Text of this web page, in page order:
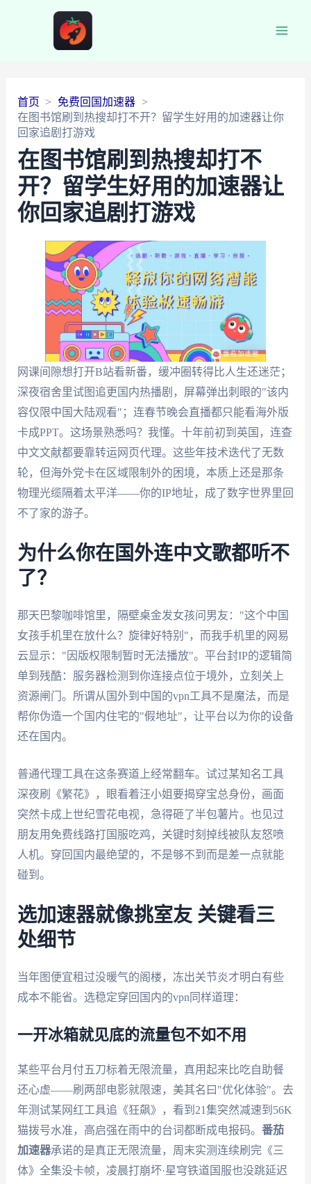
首页
免费回国加速器
在图书馆刷到热搜却打不开？留学生好用的加速器让你
回家追剧打游戏
在图书馆刷到热搜却打不
开？留学生好用的加速器让
你回家追剧打游戏
网课间隙想打开B站看新番，缓冲圈转得比人生还迷茫；
深夜宿舍里试图追更国内热播剧，屏幕弹出刺眼的"该内
容仅限中国大陆观看"；连春节晚会直播都只能看海外版
卡成PPT。这场景熟悉吗？我懂。十年前初到英国，连查
中文文献都要靠转运网页代理。这些年技术迭代了无数
轮，但海外党卡在区域限制外的困境，本质上还是那条
物理光缆隔着太平洋——你的IP地址，成了数字世界里回
不了家的游子。
为什么你在国外连中文歌都听不
了？
那天巴黎咖啡馆里，隔壁桌金发女孩问男友："这个中国
女孩手机里在放什么？旋律好特别"，而我手机里的网易
云显示："因版权限制暂时无法播放"。平台封IP的逻辑简
单到残酷：服务器检测到你连接点位于境外，立刻关上
资源闸门。所谓从国外到中国的vpn工具不是魔法，而是
帮你伪造一个国内住宅的"假地址"，让平台以为你的设备
还在国内。
普通代理工具在这条赛道上经常翻车。试过某知名工具
深夜刷《繁花》，眼看着汪小姐要揭穿宝总身份，画面
突然卡成上世纪雪花电视，急得砸了半包薯片。也见过
朋友用免费线路打国服吃鸡，关键时刻掉线被队友怒喷
人机。穿回国内最绝望的，不是够不到而是差一点就能
碰到。
选加速器就像挑室友 关键看三
处细节
当年图便宜租过没暖气的阁楼，冻出关节炎才明白有些
成本不能省。选稳定穿回国内的vpn同样道理：
一开冰箱就见底的流量包不如不用
某些平台月付五刀标着无限流量，真用起来比吃自助餐
还心虚——刷两部电影就限速，美其名曰"优化体验"。去
年测试某网红工具追《狂飙》，看到21集突然减速到56K
猫拨号水准，高启强在雨中的台词都断成电报码。 番茄
加速器承诺的是真正无限流量，周末实测连续刷完《三
体》全集没卡帧，凌晨打崩坏·星穹铁道国服也没跳延迟